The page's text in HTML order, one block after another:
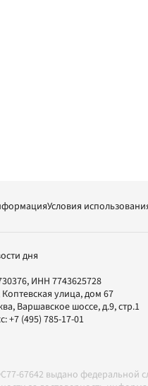
Условия
дня
ИНН 7743625728
улица, дом 67
, Варшавское шоссе, д.9, стр.1
+7 (495) 785-17-01
67642 выдано